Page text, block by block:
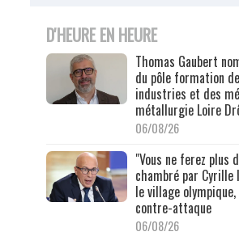
D'HEURE EN HEURE
Thomas Gaubert
du pôle formation
industries et des
métallurgie Loire
06/08/26
"Vous ne ferez plus
chambré par
le village
contre-attaque
06/08/26